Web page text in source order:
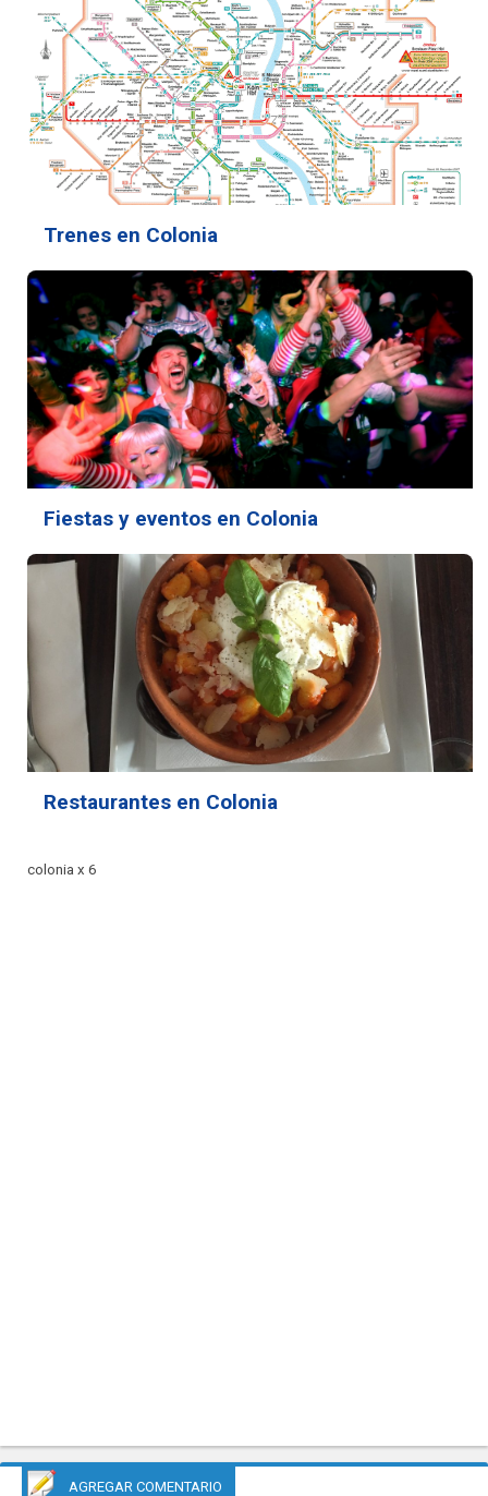
Trenes en Colonia
Fiestas y eventos en Colonia
Restaurantes en Colonia
colonia x 6
AGREGAR COMENTARIO